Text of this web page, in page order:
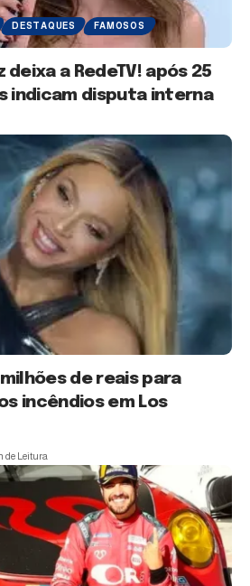
DESTAQUES
FAMOSOS
deixa a RedeTV! após 25
indicam disputa interna
de reais para
incêndios em Los
de Leitura